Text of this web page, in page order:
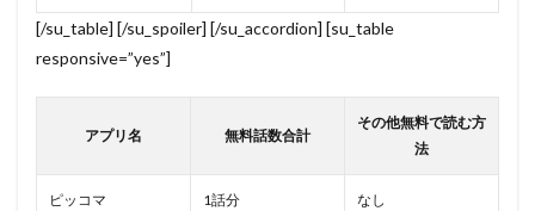
[/su_table] [/su_spoiler] [/su_accordion] [su_table
responsive=”yes”]
アプリ名 無料話数合計
その他無料で読む方
法
ピッコマ 1話分 なし